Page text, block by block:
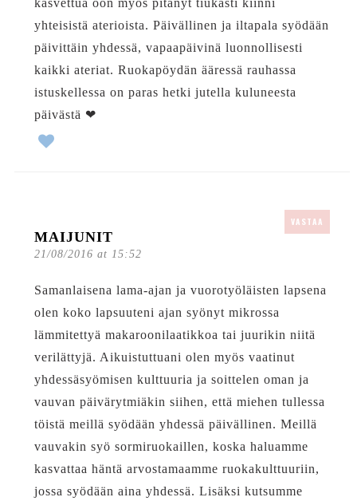
kasvettua oon myös pitänyt tiukasti kiinni
yhteisistä aterioista. Päivällinen ja iltapala syödään
päivittäin yhdessä, vapaapäivinä luonnollisesti
kaikki ateriat. Ruokapöydän ääressä rauhassa
istuskellessa on paras hetki jutella kuluneesta
päivästä ❤
MAIJUNIT
21/08/2016 at 15:52
VASTAA
Samanlaisena lama-ajan ja vuorotyöläisten lapsena
olen koko lapsuuteni ajan syönyt mikrossa
lämmitettyä makaroonilaatikkoa tai juurikin niitä
verilättyjä. Aikuistuttuani olen myös vaatinut
yhdessäsyömisen kulttuuria ja soittelen oman ja
vauvan päivärytmiäkin siihen, että miehen tullessa
töistä meillä syödään yhdessä päivällinen. Meillä
vauvakin syö sormiruokaillen, koska haluamme
kasvattaa häntä arvostamaamme ruokakulttuuriin,
jossa syödään aina yhdessä. Lisäksi kutsumme